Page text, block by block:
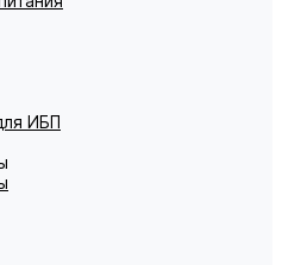
ИБП